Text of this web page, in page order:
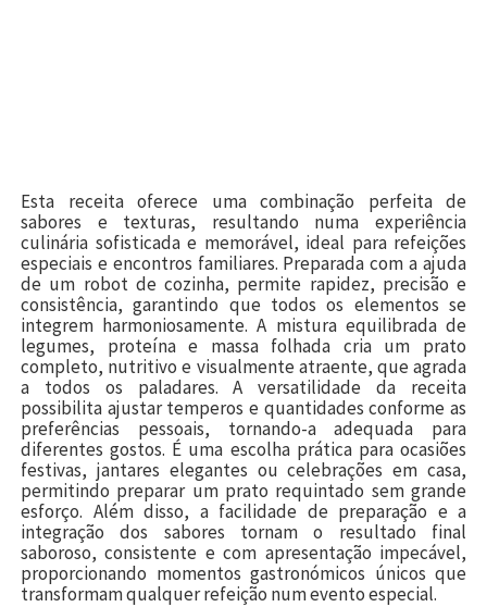
Esta receita oferece uma combinação perfeita de
sabores e texturas, resultando numa experiência
culinária sofisticada e memorável, ideal para refeições
especiais e encontros familiares. Preparada com a ajuda
de um robot de cozinha, permite rapidez, precisão e
consistência, garantindo que todos os elementos se
integrem harmoniosamente. A mistura equilibrada de
legumes, proteína e massa folhada cria um prato
completo, nutritivo e visualmente atraente, que agrada
a todos os paladares. A versatilidade da receita
possibilita ajustar temperos e quantidades conforme as
preferências pessoais, tornando-a adequada para
diferentes gostos. É uma escolha prática para ocasiões
festivas, jantares elegantes ou celebrações em casa,
permitindo preparar um prato requintado sem grande
esforço. Além disso, a facilidade de preparação e a
integração dos sabores tornam o resultado final
saboroso, consistente e com apresentação impecável,
proporcionando momentos gastronómicos únicos que
transformam qualquer refeição num evento especial.